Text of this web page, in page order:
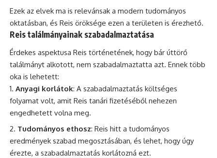
Ezek az elvek ma is relevánsak a modern tudományos
oktatásban, és Reis öröksége ezen a területen is érezhető.
Reis találmányainak szabadalmaztatása
Érdekes aspektusa Reis történetének, hogy bár úttörő
találmányt alkotott, nem szabadalmaztatta azt. Ennek több
oka is lehetett:
Anyagi korlátok: A szabadalmaztatás költséges
folyamat volt, amit Reis tanári fizetéséből nehezen
engedhetett volna meg.
Tudományos ethosz: Reis hitt a tudományos
eredmények szabad megosztásában, és lehet, hogy úgy
érezte, a szabadalmaztatás korlátozná ezt.